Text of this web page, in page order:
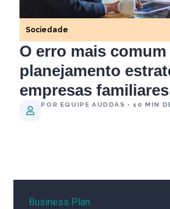
Sociedade
O erro mais comum
planejamento
empresas familiares
POR EQUIPE AUDDAS • 10 MIN
Business Plan